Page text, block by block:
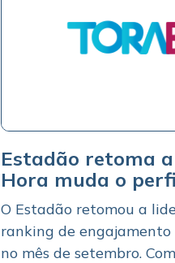
Estadão retoma
Hora muda o
O Estadão retomou a
ranking de engajamento
no mês de setembro.